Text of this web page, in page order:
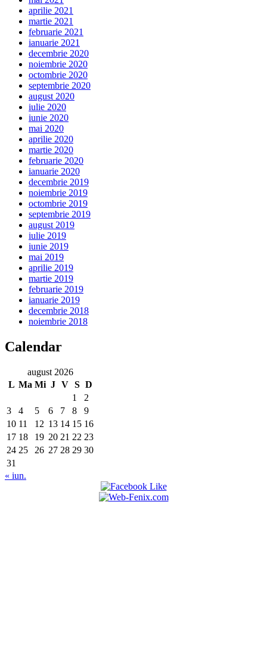
aprilie 2021
martie 2021
februarie 2021
ianuarie 2021
decembrie 2020
noiembrie 2020
octombrie 2020
septembrie 2020
august 2020
iulie 2020
iunie 2020
mai 2020
aprilie 2020
martie 2020
februarie 2020
ianuarie 2020
decembrie 2019
noiembrie 2019
octombrie 2019
septembrie 2019
august 2019
iulie 2019
iunie 2019
mai 2019
aprilie 2019
martie 2019
februarie 2019
ianuarie 2019
decembrie 2018
noiembrie 2018
Calendar
august 2026
L Ma Mi J V S D
1
2
3
4 5 6 7 8
9
10 11 12 13 14 15 16
17 18 19 20 21 22 23
24 25 26 27 28 29 30
31
« iun.